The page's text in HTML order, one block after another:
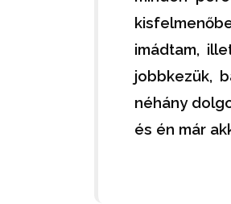
imádtam,
jobbkezük,
néhány
és én már